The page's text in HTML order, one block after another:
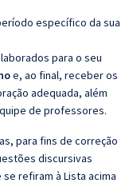
específico da sua
para o seu
e, ao final, receber os
adequada, além
de professores.
para fins de correção
discursivas
refiram à Lista acima